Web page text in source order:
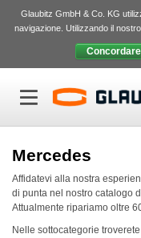
Glaubitz GmbH & Co. KG
navigazione. Utilizzando il
Mercedes
Affidatevi alla nostra
di punta nel nostro catalogo
Attualmente ripariamo oltre
Nelle sottocategorie